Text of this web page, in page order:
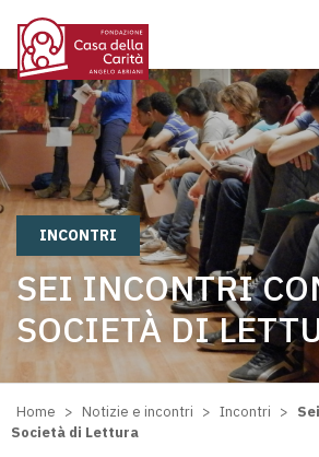
INCONTRI
SEI INCONTRI
SOCIETÀ DI
Home > Notizie e incontri > Incontri >
Società di Lettura